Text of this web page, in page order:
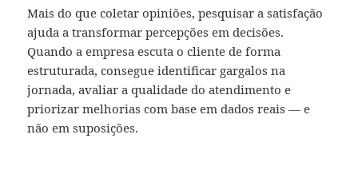
Mais do que coletar opiniões, pesquisar a satisfação
ajuda a transformar percepções em decisões.
Quando a empresa escuta o cliente de forma
estruturada, consegue identificar gargalos na
jornada, avaliar a qualidade do atendimento e
priorizar melhorias com base em dados reais — e
não em suposições.